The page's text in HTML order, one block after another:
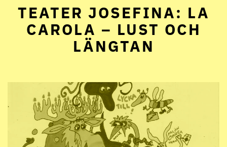
TEATER JOSEFINA: LA
CAROLA – LUST OCH
LÄNGTAN